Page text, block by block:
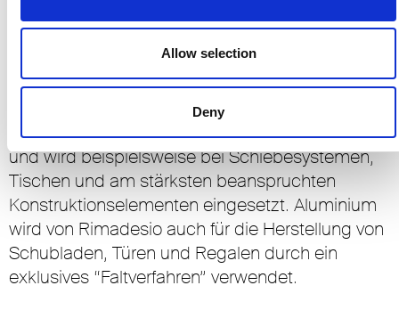
Allow selection
Deny
hervorragende strukturelle und qualitative
Leistung auszeichnen. Dazu gehören EN AW
6060 / T6 oder EN AW 6005A / T6 F25
Letzteres sorgt beispielsweise für eine technisch
außergewöhnliche Biege- und Torsionsfestigkeit
und wird beispielsweise bei Schiebesystemen,
Tischen und am stärksten beanspruchten
Konstruktionselementen eingesetzt. Aluminium
wird von Rimadesio auch für die Herstellung von
Schubladen, Türen und Regalen durch ein
exklusives “Faltverfahren” verwendet.